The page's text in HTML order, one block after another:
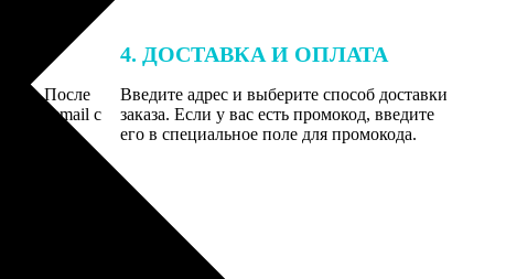
После
на email с
заказ
4. ДОСТАВКА И ОПЛАТА
Введите адрес и выберите способ доставки
заказа. Если у вас есть промокод, введите
его в специальное поле для промокода.